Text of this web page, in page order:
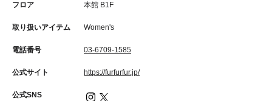
フロア 本館 B1F
取り扱いアイテム Women's
電話番号 03-6709-1585
公式サイト https://furfurfur.jp/
公式SNS